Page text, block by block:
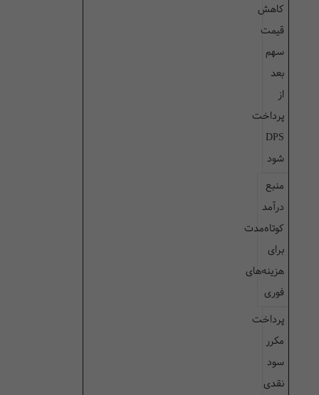
کاهش
قیمت
سهم
بعد
از
پرداخت
DPS
شود
منبع
درآمد
کوتاه‌مدت
برای
هزینه‌های
فوری
پرداخت
مکرر
سود
نقدی